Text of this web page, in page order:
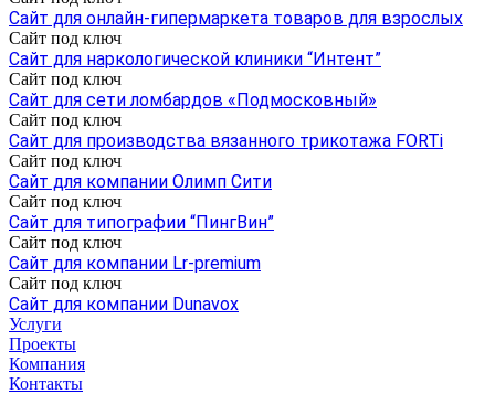
Сайт для онлайн-гипермаркета товаров для взрослых
Сайт под ключ
Сайт для наркологической клиники “Интент”
Сайт под ключ
Сайт для сети ломбардов «Подмосковный»
Сайт под ключ
Сайт для производства вязанного трикотажа FORTi
Сайт под ключ
Сайт для компании Олимп Сити
Сайт под ключ
Сайт для типографии “ПингВин”
Сайт под ключ
Сайт для компании Lr-premium
Сайт под ключ
Сайт для компании Dunavox
Услуги
Проекты
Компания
Контакты